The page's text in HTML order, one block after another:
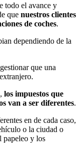
todo el avance y
que nuestros clientes
de coches.
dependiendo de la
que una
los impuestos que
van a ser diferentes.
en de cada caso,
o la ciudad o
papeleo y los